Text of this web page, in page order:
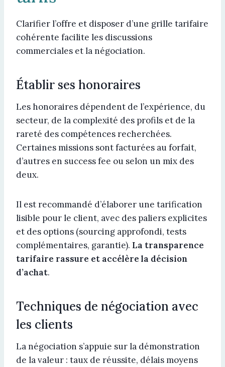
Clarifier l’offre et disposer d’une grille tarifaire
cohérente facilite les discussions
commerciales et la négociation.
Établir ses honoraires
Les honoraires dépendent de l’expérience, du
secteur, de la complexité des profils et de la
rareté des compétences recherchées.
Certaines missions sont facturées au forfait,
d’autres en success fee ou selon un mix des
deux.
Il est recommandé d’élaborer une tarification
lisible pour le client, avec des paliers explicites
et des options (sourcing approfondi, tests
complémentaires, garantie). La transparence
tarifaire rassure et accélère la décision
d’achat.
Techniques de négociation avec
les clients
La négociation s’appuie sur la démonstration
de la valeur : taux de réussite, délais moyens